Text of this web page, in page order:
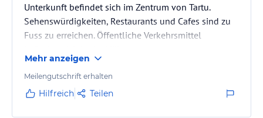
Unterkunft befindet sich im Zentrum von Tartu.
Sehenswürdigkeiten, Restaurants und Cafes sind zu
Fuss zu erreichen. Öffentliche Verkehrsmittel
Mehr anzeigen
Meilengutschrift erhalten
Hilfreich Teilen